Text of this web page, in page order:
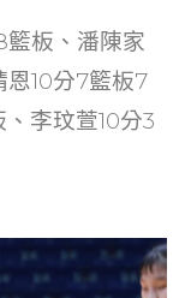
籃板、潘陳家
恩10分7籃板7
李玟萱10分3